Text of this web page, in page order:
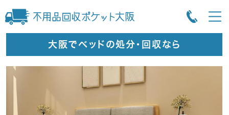
大阪でベッドの処分・回収なら